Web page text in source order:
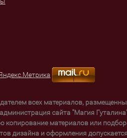
всех материалов,
сайта "Магия
копирование материалов или
дизайна и оформления